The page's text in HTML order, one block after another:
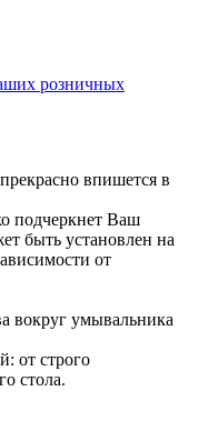
розничных
впишется в
подчеркнет Ваш
быть установлен на
от
вокруг умывальника
от строго
стола.